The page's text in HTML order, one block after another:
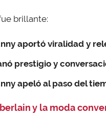
brillante:
aportó viralidad y
prestigio y
apeló al paso del
y la moda